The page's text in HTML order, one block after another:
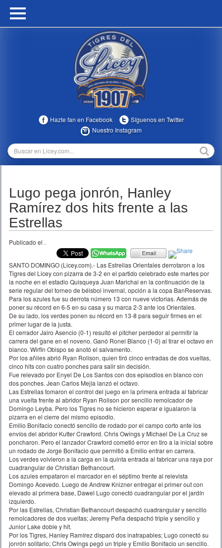
HOME
MULTIMEDIA
TEMPORADAS
Hazte fan en Facebook
Síguenos en Twitter
Nuestro Instagram
Lugo pega jonrón, Hanley
Ramírez dos hits frente a las
Estrellas
Publicado el .
SANTO DOMINGO (Licey.com).- Las Estrellas Orientales derrotaron a los
Tigres del Licey con pizarra de 3-2 en el partido celebrado este martes por
la noche en el estadio Quisqueya Juan Marichal en la continuación de la
serie regular del torneo de béisbol invernal, opción a la copa BanReservas.
Para los azules fue su derrota número 13 con nueve victorias. Además de
poner su récord en 6-5 en su casa y su marca 2-3 ante los Orientales.
De su lado, los verdes ponen su récord en 13-8 para seguir firmes en el
primer lugar de la justa.
El cerrador Jairo Asencio (0-1) resultó el pitcher perdedor al permitir la
carrera del gane en el noveno. Ganó Ronel Blanco (1-0) al tirar el octavo en
blanco. Wirfin Obispo se anotó el salvamento.
Por los añiles abrió Ryan Rolison, quien tiró cinco entradas de dos vueltas,
cinco hits con cuatro ponches para salir sin decisión.
Fue relevado por Enyel De Los Santos con dos episodios en blanco con
dos ponches. Jean Carlos Mejía lanzó el octavo.
Las Estrellas tomaron el control del juego en la primera entrada al fabricar
una vuelta frente al abridor Ryan Rolison por sencillo remolcador de
Domingo Leyba. Pero los Tigres no se hicieron esperar e igualaron la
pizarra en el cierre del mismo episodio.
Emilio Bonifacio conectó sencillo de rodado por el campo corto ante los
envíos del abridor Kutter Crawford. Chris Owings y Michael De La Cruz se
poncharon. Pero el lanzador Crawford cometió error en tiro a la inicial sobre
un rodado de Jorge Bonifacio que permitió a Emilio entrar en carrera.
Los verdes volvieron a la carga en la quinta entrada al fabricar una raya por
cuadrangular de Christian Bethancourt.
Los azules empataron el marcador en el séptimo frente al relevista
Domingo Acevedo. Luego de Andrew Knizner entregar el primer out con
elevado al primera base, Dawel Lugo conectó cuadrangular por el jardín
izquierdo.
Por las Estrellas, Christian Bethancourt despachó cuadrangular y sencillo
remolcadores de dos vueltas; Jeremy Peña despachó triple y sencillo y
Junior Lake doble y hit.
Por los Tigres, Hanley Ramírez disparó dos inatrapables; Lugo conectó su
jonrón solitario; Chris Owings pegó un triple y Emilio Bonifacio un sencillo.